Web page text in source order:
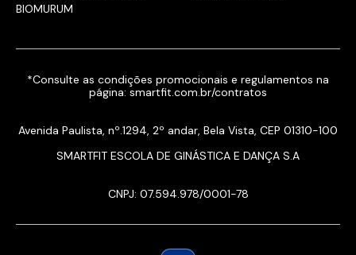
BIOMURUM
*Consulte as condições promocionais e regulamentos na
página: smartfit.com.br/contratos
Avenida Paulista, nº.1294, 2º andar, Bela Vista, CEP 01310-100
SMARTFIT ESCOLA DE GINÁSTICA E DANÇA S.A
CNPJ: 07.594.978/0001-78